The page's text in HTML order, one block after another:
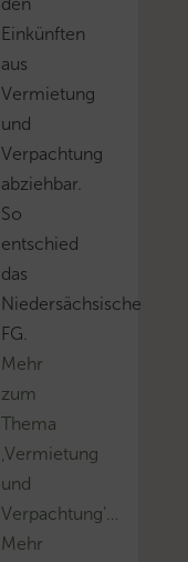
Einkünften
aus
Vermietung
und
Verpachtung
abziehbar.
So
entschied
das
Niedersächsische
FG.
Mehr
zum
Thema
‚Vermietung
und
Verpachtung’…
Mehr